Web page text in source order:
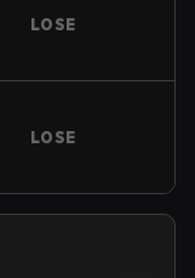
LOSE
LOSE